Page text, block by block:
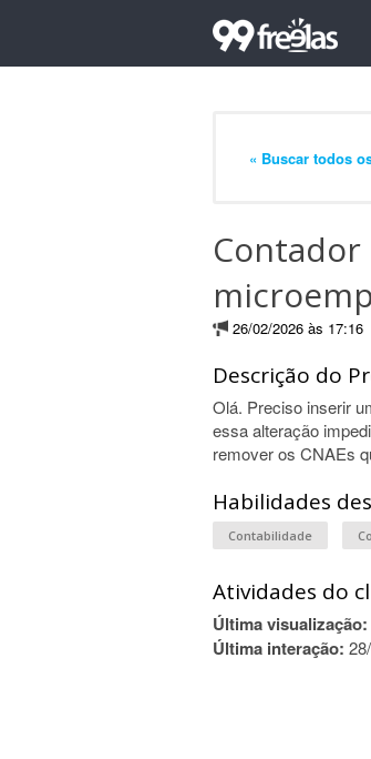
« Buscar todos
Contador
26/02/2026 às 17:16
Descrição do
Olá. Preciso inserir
essa alteração
remover os CNAEs
Habilidades
Contabilidade
Atividades do
Última visualização:
Última interação: